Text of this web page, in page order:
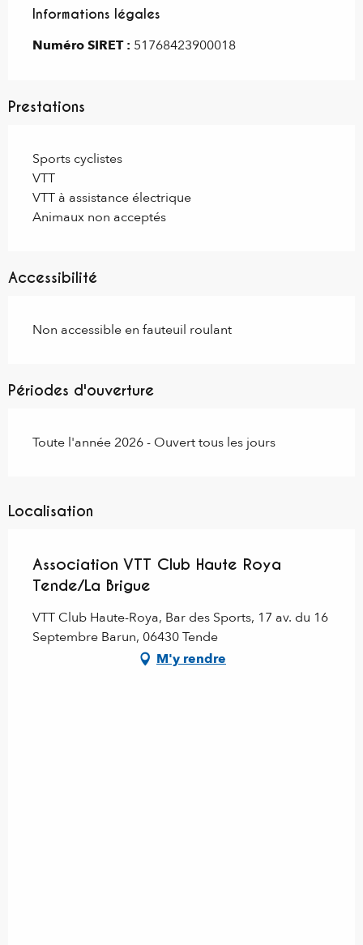
Informations légales
Informations légales
Numéro SIRET : 51768423900018
Prestations
Sports cyclistes
VTT
VTT à assistance électrique
Animaux non acceptés
Accessibilité
Non accessible en fauteuil roulant
Périodes d'ouverture
Toute l'année 2026 - Ouvert tous les jours
Localisation
Association VTT Club Haute Roya
Tende/La Brigue
VTT Club Haute-Roya, Bar des Sports, 17 av. du 16
Septembre Barun, 06430 Tende
M'y rendre